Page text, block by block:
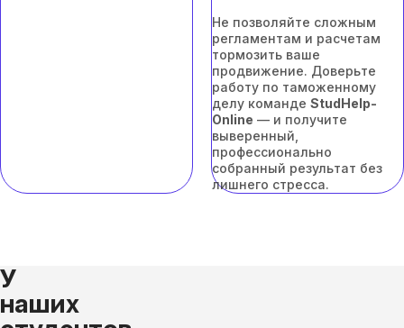
Не позволяйте сложным
регламентам и расчетам
тормозить ваше
продвижение. Доверьте
работу по таможенному
делу команде StudHelp-
Online — и получите
выверенный,
профессионально
собранный результат без
лишнего стресса.
У
наших